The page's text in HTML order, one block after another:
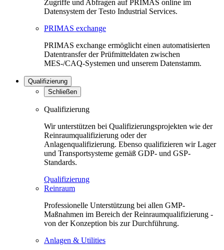
Zugriffe und Abfragen auf PRIMAS online im
Datensystem der Testo Industrial Services.
PRIMAS exchange
PRIMAS exchange ermöglicht einen automatisierten
Datentransfer der Prüfmitteldaten zwischen
MES-/CAQ-Systemen und unserem Datenstamm.
Qualifizierung
Schließen
Qualifizierung
Wir unterstützen bei Qualifizierungsprojekten wie der
Reinraumqualifizierung oder der
Anlagenqualifizierung. Ebenso qualifizieren wir Lager
und Transportsysteme gemäß GDP- und GSP-
Standards.
Qualifizierung
Reinraum
Professionelle Unterstützung bei allen GMP-
Maßnahmen im Bereich der Reinraumqualifizierung -
von der Konzeption bis zur Durchführung.
Anlagen & Utilities